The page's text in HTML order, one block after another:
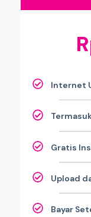
Internet
Gratis
Upload
Bayar